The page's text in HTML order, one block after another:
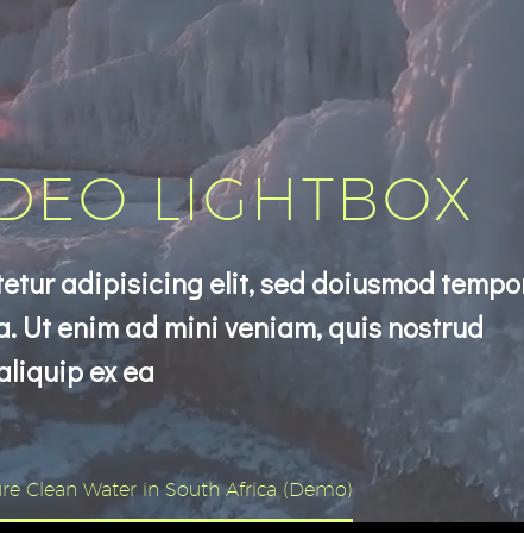
LIGHTBOX
adipisicing elit, sed doiusmod
enim ad mini veniam, quis nostrud
ex ea
Clean Water in South Africa (Demo)